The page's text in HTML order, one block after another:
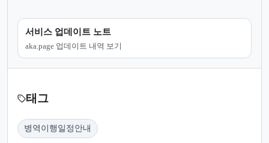
서비스 업데이트 노트
aka.page 업데이트 내역 보기
태그
병역이행일정안내